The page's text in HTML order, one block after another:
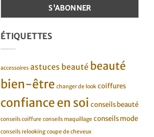
ÉTIQUETTES
accessoires astuces beauté beauté
bien-être changer de look coiffures
confiance en soi conseils beauté
conseils coiffure conseils maquillage conseils mode
conseils relooking coupe de cheveux